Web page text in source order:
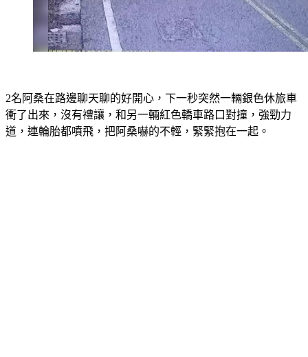
2名阿桑在路邊聊天聊的好開心，下一秒突然一輛銀色休旅車
衝了出來，沒有禮讓，和另一輛紅色轎車路口對撞，強勁力
道，連輪胎都噴飛，把阿桑嚇的不輕，緊緊抱在一起。